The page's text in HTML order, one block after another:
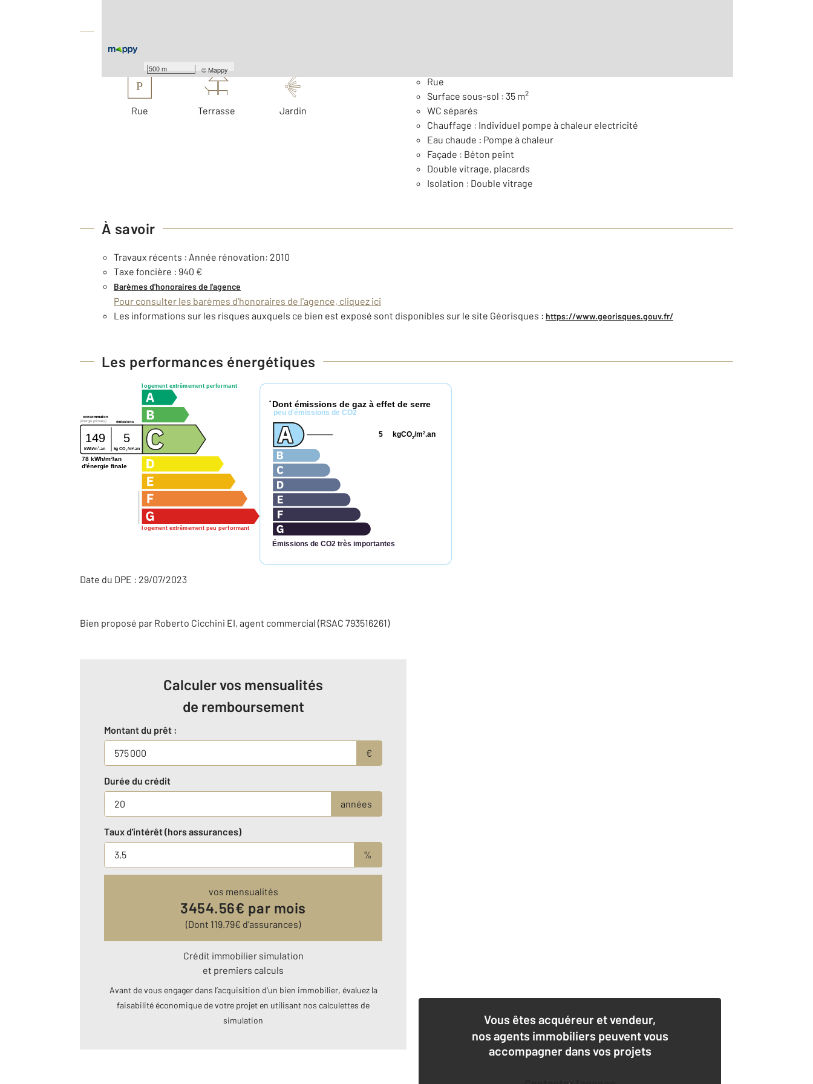
500 m ©Mappy
P
Rue Terrasse Jardin
Rue
Surface sous-sol : 35 m2
WC séparés
Chauffage : Individuel pompe à chaleur electricité
Eau chaude : Pompe à chaleur
Façade : Béton peint
Double vitrage, placards
Isolation : Double vitrage
À savoir
Travaux récents : Année rénovation: 2010
Taxe foncière : 940 €
Barèmes d'honoraires de l'agence
Pour consulter les barèmes d'honoraires de l'agence, cliquez ici
Les informations sur les risques auxquels ce bien est exposé sont disponibles sur le site Géorisques : https://www.georisques.gouv.fr/
Les performances énergétiques
logement extrêmement performant
logement extrêmement peu performant
consommation
émissions
(énergie primaire)
149 5
kWh/m 2 .an kg CO2/m2 .an
78 kWh/m²/an
d'énergie finale
* Dont émissions de gaz à effet de serre
peu d'émissions de CO2
Émissions de CO2 très importantes
kgCO2/m2.an
5
Date du DPE : 29/07/2023
Bien proposé par Roberto Cicchini EI, agent commercial (RSAC 793516261)
Calculer vos mensualités
de remboursement
Montant du prêt :
€
Durée du crédit
années
Taux d'intérêt (hors assurances)
%
vos mensualités
3454.56€ par mois
(Dont 119.79€ d’assurances)
Crédit immobilier simulation
et premiers calculs
Avant de vous engager dans l’acquisition d’un bien immobilier, évaluez la
faisabilité économique de votre projet en utilisant nos calculettes de
simulation
Vous êtes acquéreur et vendeur,
nos agents immobiliers peuvent vous
accompagner dans vos projets